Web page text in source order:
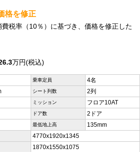
格を修正
税率（10％）に基づき、価格を修正した
万円(税込)
乗車定員 4名
シート列数 2列
ミッション フロア10AT
ドア数 2ドア
最低地上高 135mm
4770x1920x1345
1870x1550x1075